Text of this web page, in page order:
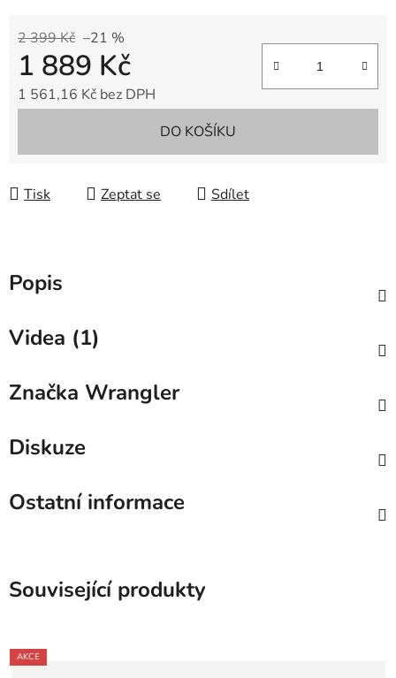
2 399 Kč –21 %
1 889 Kč
1 561,16 Kč bez DPH
DO KOŠÍKU
Tisk Zeptat se Sdílet
Popis
Videa (1)
Značka Wrangler
Diskuze
Ostatní informace
Související produkty
AKCE